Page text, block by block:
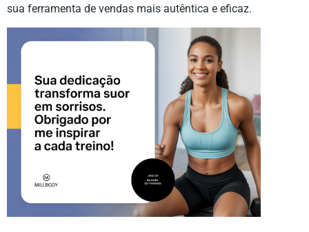
sua ferramenta de vendas mais autêntica e eficaz.